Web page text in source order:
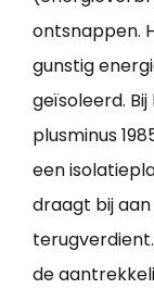
ontsnappen.
gunstig
geïsoleerd.
plusminus
een
draagt bij
de